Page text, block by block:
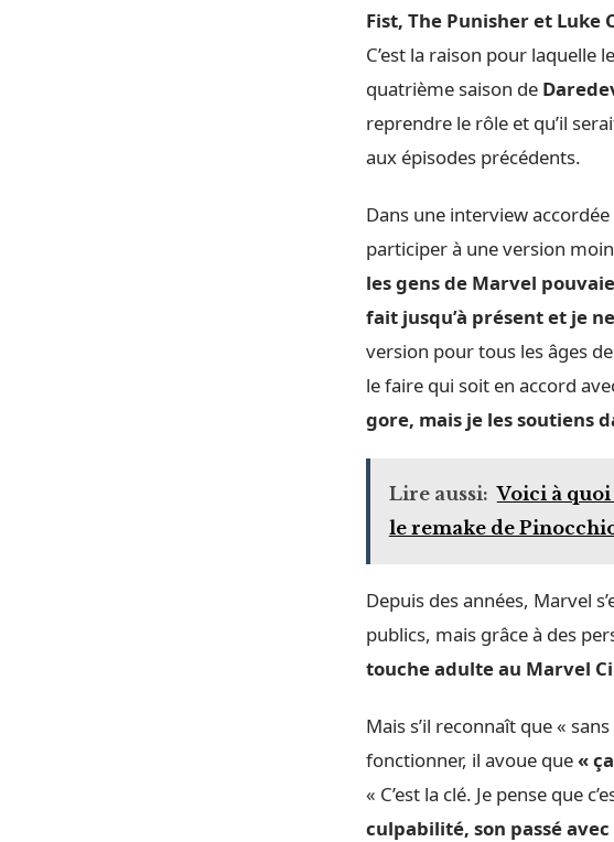
Fist, The Punisher et Luke
C’est la raison pour laquelle
quatrième saison de
reprendre le rôle et qu’il
aux épisodes précédents.
Dans une interview
participer à une version
les gens de Marvel
fait jusqu’à présent et je
version pour tous les âges
le faire qui soit en accord
gore, mais je les soutiens
Lire aussi: Voici à
le remake de
Depuis des années, Marvel
publics, mais grâce à des
touche adulte au Marvel
Mais s’il reconnaît que «
fonctionner, il avoue que«
« C’est la clé. Je pense que
culpabilité, son passé